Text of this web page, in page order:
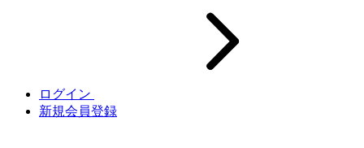
ログイン
新規会員登録